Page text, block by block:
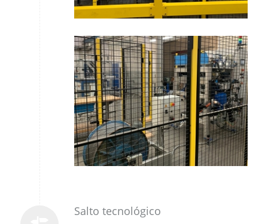
Salto tecnológico